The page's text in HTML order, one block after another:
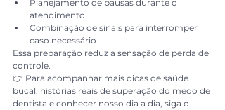
Planejamento de pausas durante o
atendimento
Combinação de sinais para interromper
caso necessário
Essa preparação reduz a sensação de perda de
controle.
👉 Para acompanhar mais dicas de saúde
bucal, histórias reais de superação do medo de
dentista e conhecer nosso dia a dia, siga o